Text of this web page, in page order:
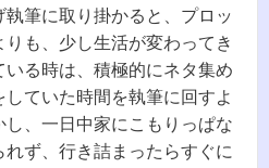
筆に取り掛かると、プロッ
りも、少し生活が変わってき
いる時は、積極的にネタ集め
ていた時間を執筆に回すよ
し、一日中家にこもりっぱな
ず、行き詰まったらすぐに